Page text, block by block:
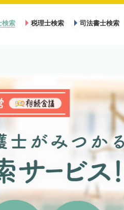
検索 税理士検索 司法書士検索